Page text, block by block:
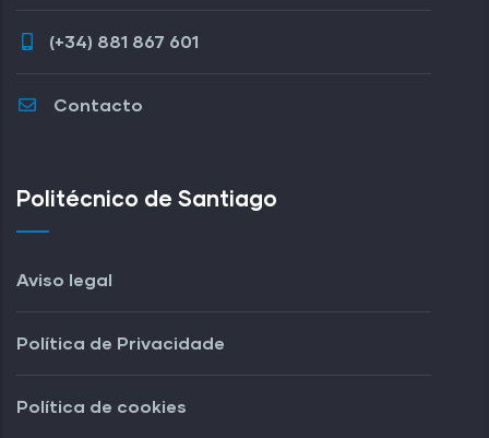
(+34) 881 867 601
Contacto
Politécnico de Santiago
Aviso legal
Política de Privacidade
Política de cookies